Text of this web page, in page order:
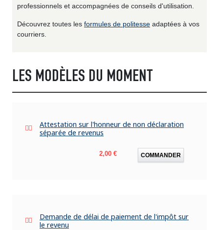
professionnels et accompagnées de conseils d'utilisation.
Découvrez toutes les formules de politesse adaptées à vos
courriers.
LES MODÈLES DU MOMENT
Attestation sur l'honneur de non déclaration
séparée de revenus
Prix
2,00 € COMMANDER
Demande de délai de paiement de l'impôt sur
le revenu